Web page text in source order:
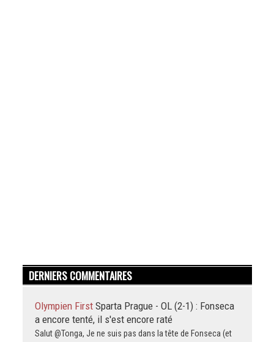
DERNIERS COMMENTAIRES
Olympien First Sparta Prague - OL (2-1) : Fonseca
a encore tenté, il s'est encore raté
Salut @Tonga, Je ne suis pas dans la tête de Fonseca (et